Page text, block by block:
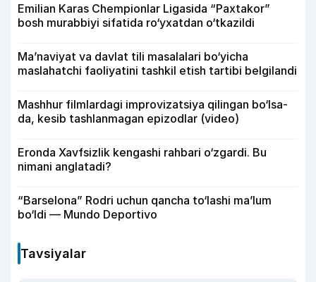
Emilian Karas Chempionlar Ligasida “Paxtakor”
bosh murabbiyi sifatida ro‘yxatdan o‘tkazildi
Ma’naviyat va davlat tili masalalari bo‘yicha
maslahatchi faoliyatini tashkil etish tartibi belgilandi
Mashhur filmlardagi improvizatsiya qilingan bo‘lsa-
da, kesib tashlanmagan epizodlar (video)
Eronda Xavfsizlik kengashi rahbari o‘zgardi. Bu
nimani anglatadi?
“Barselona” Rodri uchun qancha to‘lashi ma’lum
bo‘ldi — Mundo Deportivo
Tavsiyalar